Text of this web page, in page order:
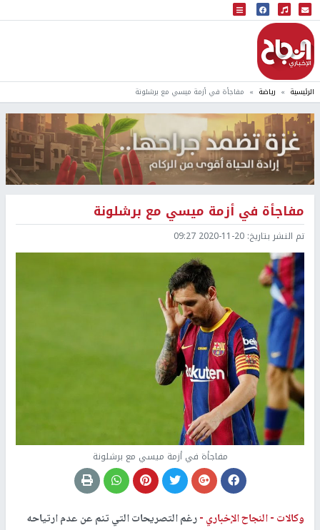
البث المباشر
إذاعة النجاح
الرئيسية رياضة مفاجأة في أزمة ميسي مع برشلونة
مفاجأة في أزمة ميسي مع برشلونة
تم النشر بتاريخ: 2020-11-20 09:27
مفاجأة في أزمة ميسي مع برشلونة
وكالات -النجاح الإخباري -رغم التصريحات التي تنم عن عدم ارتياحه